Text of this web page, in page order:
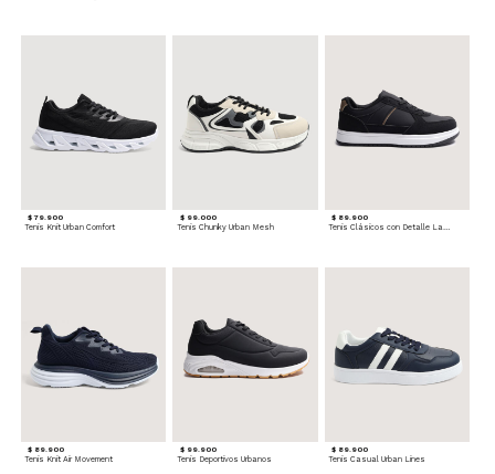
$ 79.900
Tenis Knit Urban Comfort
$ 99.000
Tenis Chunky Urban Mesh
$ 89.900
$ 89.900
Tenis Knit Air Movement
$ 99.900
Tenis Deportivos Urbanos
$ 89.900
Tenis Casual Urban Lines